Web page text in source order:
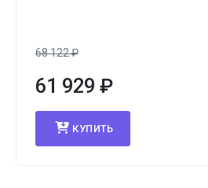
68 122₽
61 929 ₽
КУПИТЬ